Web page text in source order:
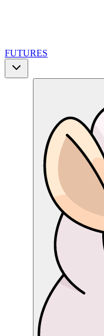
FUTURES